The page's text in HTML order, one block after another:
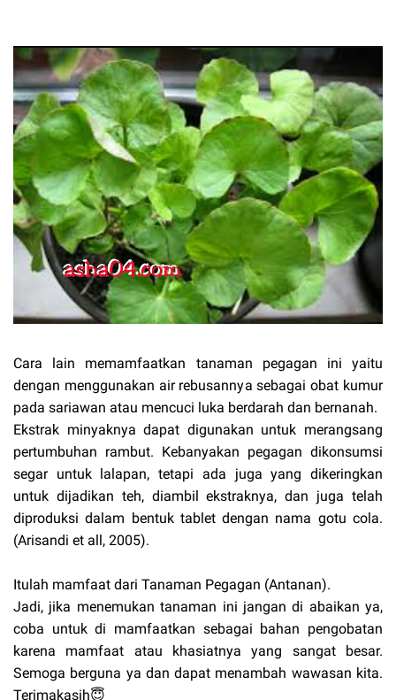
Cara lain memamfaatkan tanaman pegagan ini yaitu
dengan menggunakan air rebusannya sebagai obat kumur
pada sariawan atau mencuci luka berdarah dan bernanah.
Ekstrak minyaknya dapat digunakan untuk merangsang
pertumbuhan rambut. Kebanyakan pegagan dikonsumsi
segar untuk lalapan, tetapi ada juga yang dikeringkan
untuk dijadikan teh, diambil ekstraknya, dan juga telah
diproduksi dalam bentuk tablet dengan nama gotu cola.
(Arisandi et all, 2005).
Itulah mamfaat dari Tanaman Pegagan (Antanan).
Jadi, jika menemukan tanaman ini jangan di abaikan ya,
coba untuk di mamfaatkan sebagai bahan pengobatan
karena mamfaat atau khasiatnya yang sangat besar.
Semoga berguna ya dan dapat menambah wawasan kita.
Terimakasih😇